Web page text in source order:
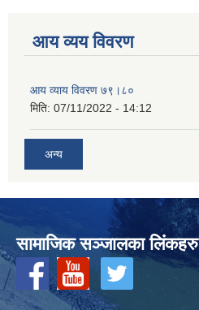
आय व्यय विवरण
आय व्याय विवरण ७९।८०
मिति: 07/11/2022 - 14:12
अन्य
सामाजिक सञ्‍जालका लिंकहरु